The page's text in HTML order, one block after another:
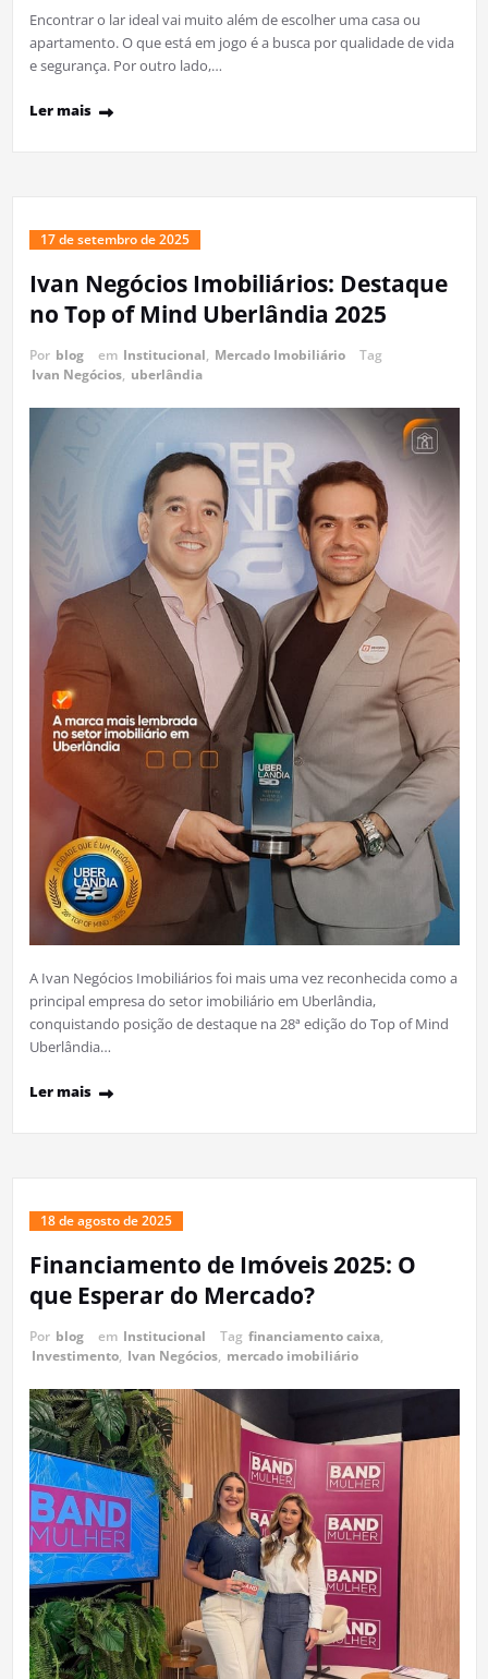
Encontrar o lar ideal vai muito além de escolher uma casa ou
apartamento. O que está em jogo é a busca por qualidade de vida
e segurança. Por outro lado,…
Ler mais
17 de setembro de 2025
Ivan Negócios Imobiliários: Destaque
no Top of Mind Uberlândia 2025
Por blog em Institucional, Mercado Imobiliário
Tag
Ivan Negócios, uberlândia
A Ivan Negócios Imobiliários foi mais uma vez reconhecida como a
principal empresa do setor imobiliário em Uberlândia,
conquistando posição de destaque na 28ª edição do Top of Mind
Uberlândia…
Ler mais
18 de agosto de 2025
Financiamento de Imóveis 2025: O
que Esperar do Mercado?
Por blog em Institucional Tag financiamento caixa,
Investimento, Ivan Negócios, mercado imobiliário